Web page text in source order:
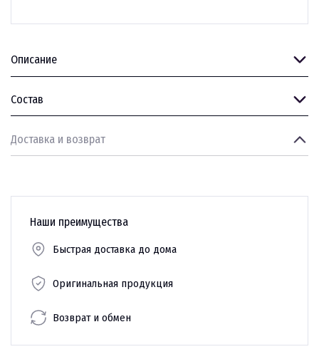
Описание
Состав
Доставка и возврат
Наши преимущества
Быстрая доставка до дома
Оригинальная продукция
Возврат и обмен